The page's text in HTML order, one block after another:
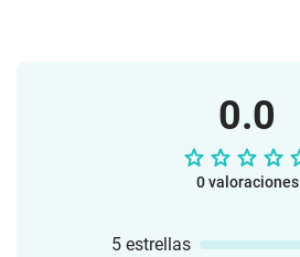
0.0
0 valoraciones
5 estrellas